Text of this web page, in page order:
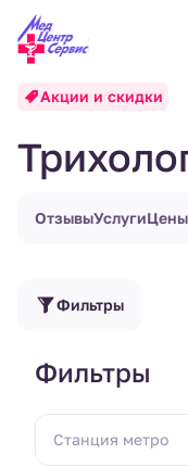
Акции и скидки
ОтзывыУслугиЦены
Фильтры
Фильтры
Станция метро